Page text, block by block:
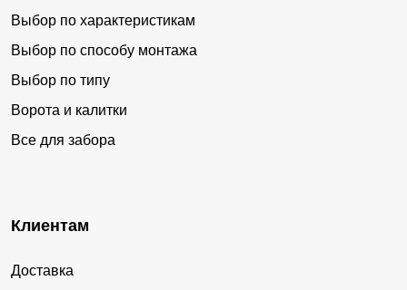
Выбор по характеристикам
Выбор по способу монтажа
Выбор по типу
Ворота и калитки
Все для забора
Клиентам
Доставка